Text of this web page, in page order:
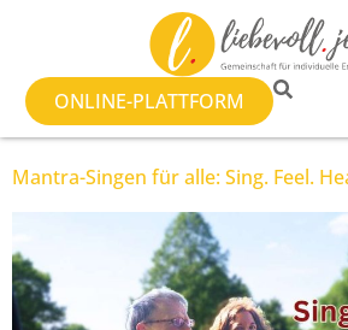
ONLINE-PLATTFORM
Mantra-Singen für alle: Sing. Feel.